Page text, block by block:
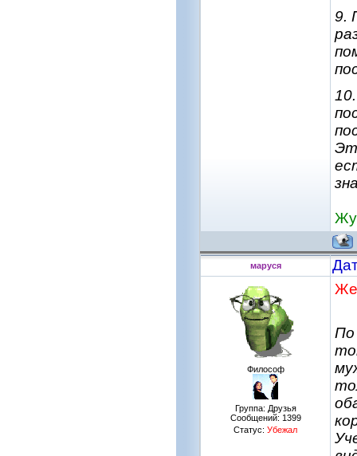
9.
маруся
Философ
Группа: Друзья
Сообщений: 1399
Статус: Убежал
По